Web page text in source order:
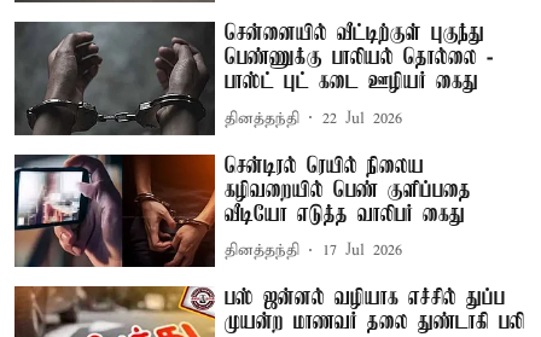
சென்னையில் வீட்டிற்குள் புகுந்து
பெண்ணுக்கு பாலியல் தொல்லை -
பாஸ்ட் புட் கடை ஊழியர் கைது
தினத்தந்தி 22 Jul 2026
சென்டிரல் ரெயில் நிலைய
கழிவறையில் பெண் குளிப்பதை
வீடியோ எடுத்த வாலிபர் கைது
தினத்தந்தி 17 Jul 2026
பஸ் ஜன்னல் வழியாக எச்சில் துப்ப
முயன்ற மாணவர் தலை துண்டாகி பலி